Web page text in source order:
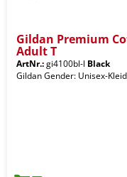
Gildan Premium
Adult T
ArtNr.:gi4100bl-l Black
Gildan Gender: Unisex-